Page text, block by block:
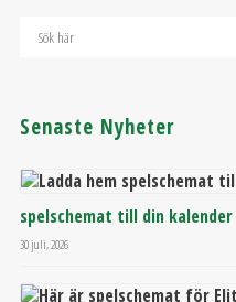
Senaste Nyheter
spelschemat till din kalender
30 juli, 2026